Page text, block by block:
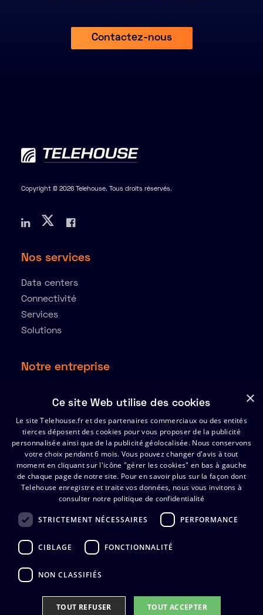
Contactez-nous
Copyright © 2026 Telehouse. Tous droits réservés.
Nos services
Data centers
Connectivité
Services
Solutions
Notre entreprise
Ressources
Partenaires
Index de l’égalité Hommes-Femmes 2025
Support
Certificats
FAQ
Politique de Confidentialite
×
Ce site Web utilise des cookies
Le site Telehouse.fr et des partenaires commerciaux ou des entités
tierces déposent des cookies pour vous proposer de la publicité
personnalisée ainsi que de la publicité géolocalisée. Nous conservons
votre choix pendant 6 mois. Vous pouvez changer d'avis à tout
moment en cliquant sur l'icône "gérer les cookies" en bas à gauche
de chaque page de notre site. Pour en savoir plus sur la façon dont
Telehouse enregistre et traite vos données, nous vous invitons à
consulter notre politique de confidentialité
STRICTEMENT NÉCESSAIRES PERFORMANCE
CIBLAGE FONCTIONNALITÉ
NON CLASSIFIÉS
TOUT ACCEPTER​
TOUT REFUSER​